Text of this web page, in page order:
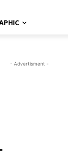
- Advertisment -